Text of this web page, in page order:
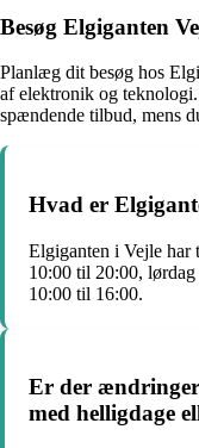
Besøg Elgiganten
Planlæg dit besøg hos
af elektronik og
spændende tilbud, mens
Hvad er
Elgiganten i Vejle har
10:00 til 20:00,
10:00 til 16:00.
Er der
med helligdage